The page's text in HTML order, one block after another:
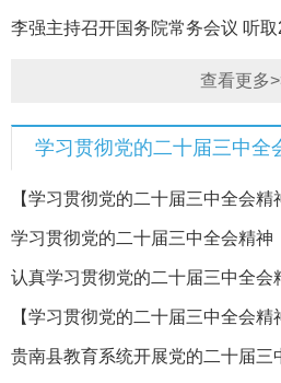
建议衔接转化工作机制典型案例
李强主持召开国务院常务会议 听
查看更多
学习贯彻党的二十届三中全
【学习贯彻党的二十届三中全会精
十届三中全会〈决定〉学习辅导百
学习贯彻党的二十届三中全会精神
认真学习贯彻党的二十届三中全会
加快推进人与自然和谐共生的现代
【学习贯彻党的二十届三中全会精
习贯彻党的二十届三中全会精神集
贵南县教育系统开展党的二十届三